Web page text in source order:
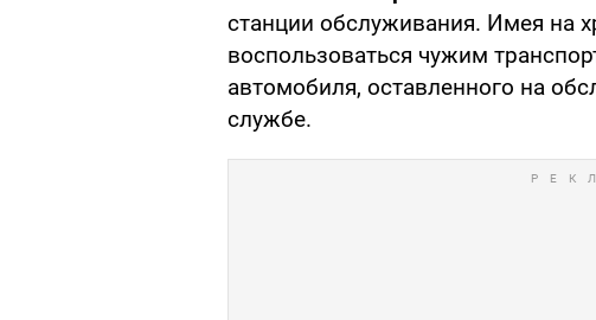
станции обслуживания. Имея на
воспользоваться чужим
автомобиля, оставленного на
службе.